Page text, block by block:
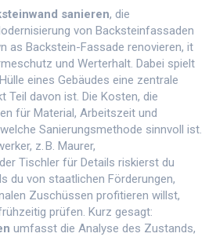
sanieren, die
von Backsteinfassaden
as Backstein-Fassade renovieren, it
und Werterhalt. Dabei spielt
eines Gebäudes eine zentrale
Teil davon ist. Die Kosten, die
für Material, Arbeitszeit und
Sanierungsmethode sinnvoll ist.
, z. B. Maurer,
Tischler für Details riskierst du
du von staatlichen Förderungen,
Zuschüssen profitieren willst,
prüfen. Kurz gesagt:
umfasst die Analyse des Zustands,